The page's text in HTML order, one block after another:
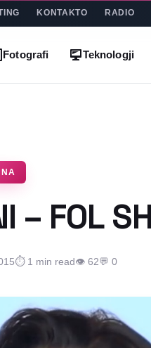
KONTAKTO RADIO
Fotografi Teknologji
– FOL
⏱ 1 min read👁 62💬 0